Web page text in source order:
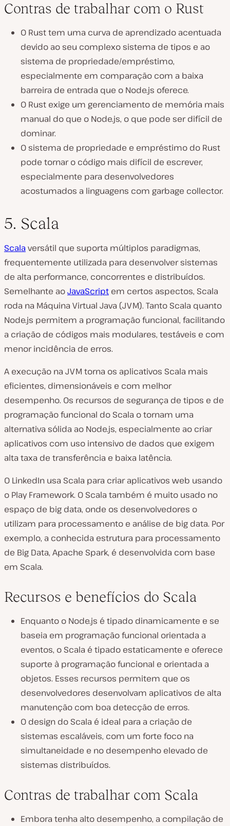
Contras de trabalhar com o Rust
O Rust tem uma curva de aprendizado acentuada
devido ao seu complexo sistema de tipos e ao
sistema de propriedade/empréstimo,
especialmente em comparação com a baixa
barreira de entrada que o Node.js oferece.
O Rust exige um gerenciamento de memória mais
manual do que o Node.js, o que pode ser difícil de
dominar.
O sistema de propriedade e empréstimo do Rust
pode tornar o código mais difícil de escrever,
especialmente para desenvolvedores
acostumados a linguagens com garbage collector.
5. Scala
Scalaversátil que suporta múltiplos paradigmas,
frequentemente utilizada para desenvolver sistemas
de alta performance, concorrentes e distribuídos.
Semelhante aoJavaScript em certos aspectos, Scala
roda na Máquina Virtual Java (JVM). Tanto Scala quanto
Node.js permitem a programação funcional, facilitando
a criação de códigos mais modulares, testáveis e com
menor incidência de erros.
A execução na JVM torna os aplicativos Scala mais
eficientes, dimensionáveis e com melhor
desempenho. Os recursos de segurança de tipos e de
programação funcional do Scala o tornam uma
alternativa sólida ao Node.js, especialmente ao criar
aplicativos com uso intensivo de dados que exigem
alta taxa de transferência e baixa latência.
O LinkedIn usa Scala para criar aplicativos web usando
o Play Framework. O Scala também é muito usado no
espaço de big data, onde os desenvolvedores o
utilizam para processamento e análise de big data. Por
exemplo, a conhecida estrutura para processamento
de Big Data, Apache Spark, é desenvolvida com base
em Scala.
Recursos e benefícios do Scala
Enquanto o Node.js é tipado dinamicamente e se
baseia em programação funcional orientada a
eventos, o Scala é tipado estaticamente e oferece
suporte à programação funcional e orientada a
objetos. Esses recursos permitem que os
desenvolvedores desenvolvam aplicativos de alta
manutenção com boa detecção de erros.
O design do Scala é ideal para a criação de
sistemas escaláveis, com um forte foco na
simultaneidade e no desempenho elevado de
sistemas distribuídos.
Contras de trabalhar com Scala
Embora tenha alto desempenho, a compilação de